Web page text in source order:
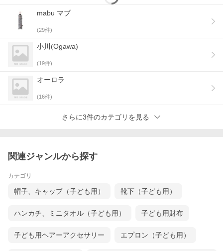
mabu マブ
(29件)
小川(Ogawa)
(19件)
オーロラ
(16件)
さらに3件のカテゴリを見る
関連ジャンルから探す
カテゴリ
帽子、キャップ（子ども用） 靴下（子ども用）
ハンカチ、ミニタオル（子ども用） 子ども用財布
子ども用ヘアーアクセサリー エプロン（子ども用）